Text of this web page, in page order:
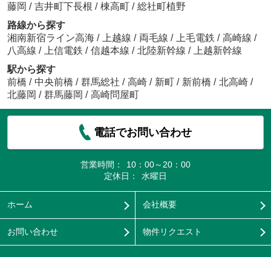
藤岡 / 吉井町下長根 / 棟高町 / 総社町植野
路線から探す
湘南新宿ライン高海 / 上越線 / 両毛線 / 上毛電鉄 / 高崎線 /
八高線 / 上信電鉄 / 信越本線 / 北陸新幹線 /
上越新幹線
駅から探す
前橋 / 中央前橋 / 群馬総社 / 高崎 / 新町 / 新前橋 / 北高崎 /
北藤岡 / 群馬藤岡 / 高崎問屋町
電話でお問い合わせ
営業時間：
10：00～20：00
定休日：
水曜日
ホーム 会社概要
お問い合わせ 物件リクエスト